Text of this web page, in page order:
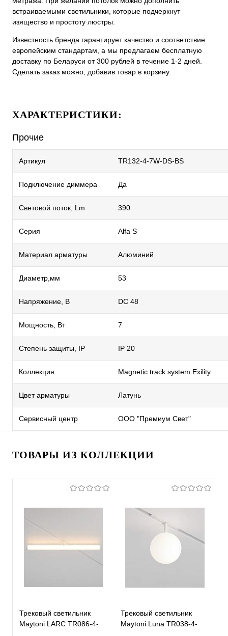
встраиваемыми светильники, которые подчеркнут
изящество и простоту люстры.
Известность бренда гарантирует качество и соответствие
европейским стандартам, а мы предлагаем бесплатную
доставку по Беларуси от 300 рублей в течение 1-2 дней.
Сделать заказ можно, добавив товар в корзину.
ХАРАКТЕРИСТИКИ:
Прочие
Артикул TR132-4-7W-DS-BS
Подключение диммера Да
Световой поток, Lm 390
Серия Alfa S
Материал арматуры Алюминий
Диаметр,мм 53
Напряжение, В DC 48
Мощность, Вт 7
Степень защиты, IP IP 20
Коллекция Magnetic track system Exility
Цвет арматуры Латунь
Сервисный центр ООО "Премиум Свет"
ТОВАРЫ ИЗ КОЛЛЕКЦИИ
Трековый светильник
Maytoni LARC TR086-4-
Трековый светильник
Maytoni Luna TR038-4-